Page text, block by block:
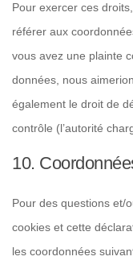
Pour exercer ces
référer aux
vous avez une plainte
données, nous
également le droit de
contrôle (l’autorité
10.
Pour des questions et/
cookies et cette
les coordonnées